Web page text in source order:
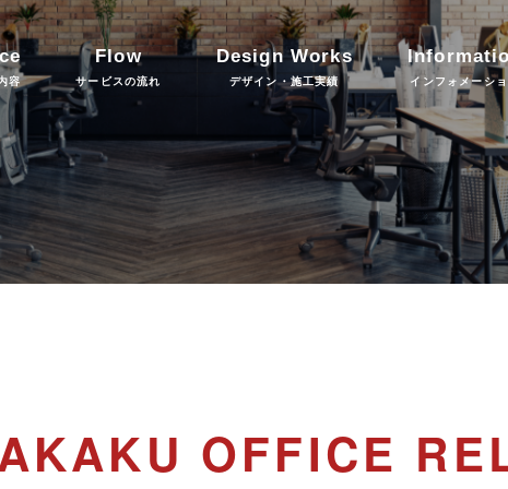
容
Flow
サービスの流れ
Design Works
デザイン・施工実績 インフォメーシ
OFFICE